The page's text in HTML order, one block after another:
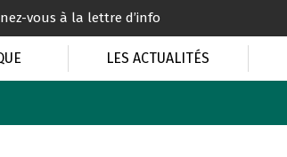
vous à la lettre d’info
LES ACTUALITÉS